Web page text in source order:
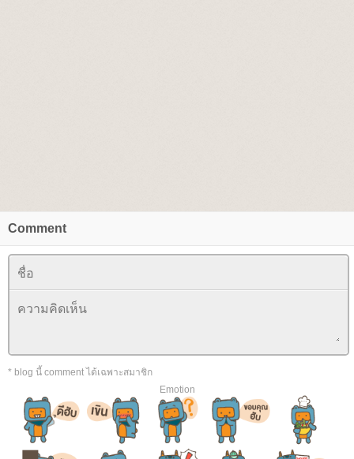
Comment
* blog นี้ comment ได้เฉพาะสมาชิก
Emotion